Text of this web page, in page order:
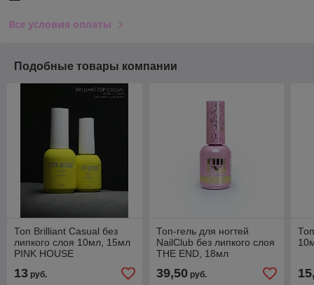
Все условия оплаты
Подобные товары компании
Топ Brilliant Casual без
липкого слоя 10мл, 15мл
PINK HOUSE
13 руб.
Топ-гель для ногтей
NailClub без липкого слоя
THE END, 18мл
39,50руб.